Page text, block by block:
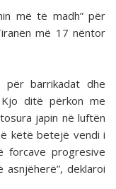
më të madh” për
më 17 nëntor
për barrikadat dhe
ditë përkon me
japin në luftën
këtë betejë vendi i
forcave progresive
deklaroi